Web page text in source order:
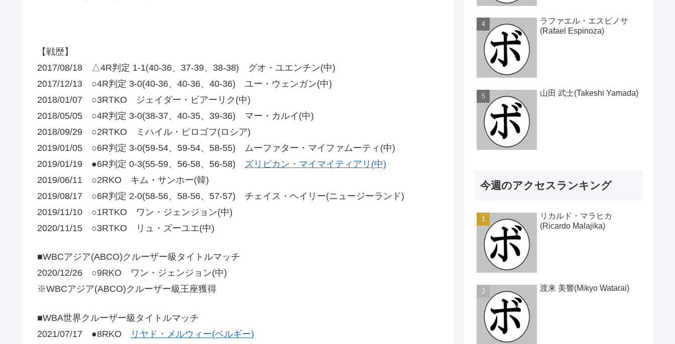
【戦歴】
2017/08/18 △4R判定 1-1(40-36、37-39、38-38) グオ・ユエンチン(中)
2017/12/13 ○4R判定 3-0(40-36、40-36、40-36) ユー・ウェンガン(中)
2018/01/07 ○3RTKO ジェイダー・ビアーリク(中)
2018/05/05 ○4R判定 3-0(38-37、40-35、39-36) マー・カルイ(中)
2018/09/29 ○2RTKO ミハイル・ピロゴフ(ロシア)
2019/01/05 ○6R判定 3-0(59-54、59-54、58-55) ムーファター・マイファムーティ(中)
2019/01/19 ●6R判定 0-3(55-59、56-58、56-58) ズリピカン・マイマイティアリ(中)
2019/06/11 ○2RKO キム・サンホー(韓)
2019/08/17 ○6R判定 2-0(58-56、58-56、57-57) チェイス・ヘイリー(ニュージーランド)
2019/11/10 ○1RTKO ワン・ジェンジョン(中)
2020/11/15 ○3RTKO リュ・ズーユエ(中)
■WBCアジア(ABCO)クルーザー級タイトルマッチ
2020/12/26 ○9RKO ワン・ジェンジョン(中)
※WBCアジア(ABCO)クルーザー級王座獲得
■WBA世界クルーザー級タイトルマッチ
2021/07/17 ●8RKO
リヤド・メルウィー(ベルギー)
ラファエル・エスピノサ
(Rafael Espinoza)
山田 武士(Takeshi Yamada)
今週のアクセスランキング
リカルド・マラヒカ
(Ricardo Malajika)
渡来 美響(Mikyo Watarai)